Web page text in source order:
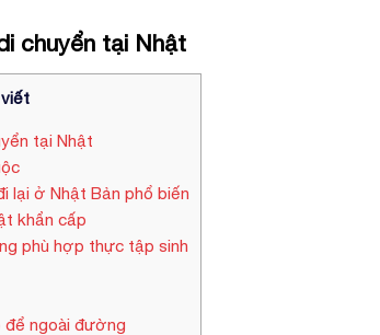
chuyển tại Nhật
viết
tại Nhật
lại ở Nhật Bản phổ biến
khẩn cấp
phù hợp thực tập sinh
ngoài đường